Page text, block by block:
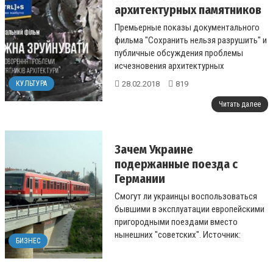
КУЛЬТУРА
архитектурных памятников
Премьерные показы документального
фильма "Сохранить нельзя разрушить" и
публичные обсуждения проблемы
исчезновения архитектурных
памятников в Украине состоятся в Киеве
28.02.2018 819
Читать далее
БИЗНЕС
Зачем Украине
подержанные поезда с
Германии
Смогут ли украинцы воспользоваться
бывшими в эксплуатации европейскими
пригородными поездами вместо
нынешних "советских". Источник: